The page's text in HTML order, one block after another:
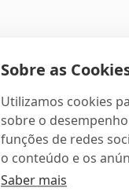
Sobre as
Utilizamos cookies
sobre o
funções de redes
o conteúdo e os
Saber mais